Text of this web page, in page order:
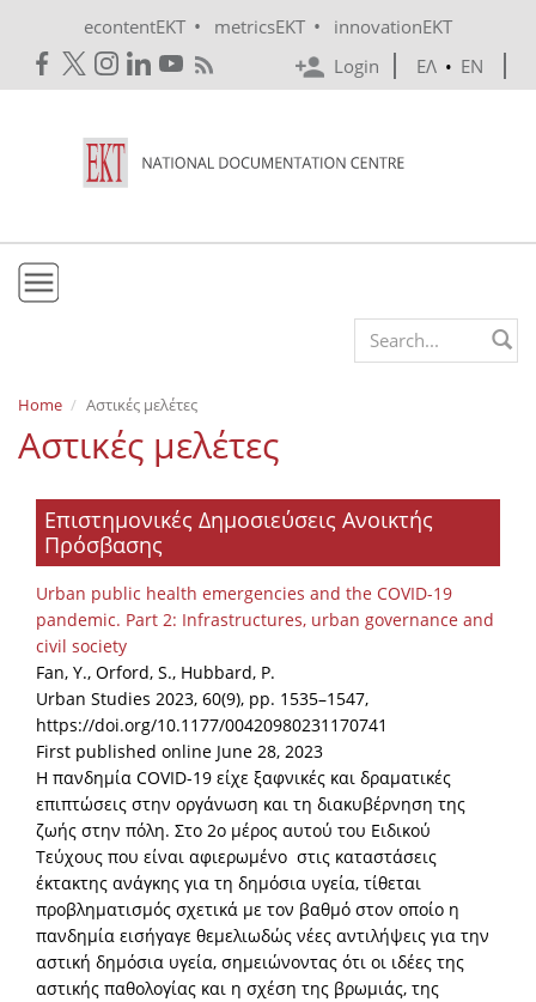
econtentEKT • metricsEKT •
innovationEKT
Login
ΕΛ • EN
Mission & Vision
Policies
e-Infrastructure
Organisational Structure
EKT Tenders
EKT Websites
Projects
Services
Publications
Annual Reports
Publications for R&D Metrics & Indicators
Publications for Libraries
Informational Publications
Search form
Home Αστικές μελέτες
Αστικές μελέτες
Επιστημονικές Δημοσιεύσεις Ανοικτής
Πρόσβασης
Urban public health emergencies and the COVID-19
pandemic. Part 2: Infrastructures, urban governance and
civil society
Fan, Y., Orford, S., Hubbard, P.
Urban Studies 2023, 60(9), pp. 1535–1547,
https://doi.org/10.1177/00420980231170741
First published online June 28, 2023
Η πανδημία COVID-19 είχε ξαφνικές και δραματικές
επιπτώσεις στην οργάνωση και τη διακυβέρνηση της
ζωής στην πόλη. Στο 2ο μέρος αυτού του Ειδικού
Τεύχους που είναι αφιερωμένο στις καταστάσεις
έκτακτης ανάγκης για τη δημόσια υγεία, τίθεται
προβληματισμός σχετικά με τον βαθμό στον οποίο η
πανδημία εισήγαγε θεμελιωδώς νέες αντιλήψεις για την
αστική δημόσια υγεία, σημειώνοντας ότι οι ιδέες της
αστικής παθολογίας και η σχέση της βρωμιάς, της